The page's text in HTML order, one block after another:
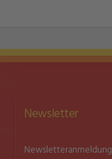
Newsletter
Newsletter­anmeldung